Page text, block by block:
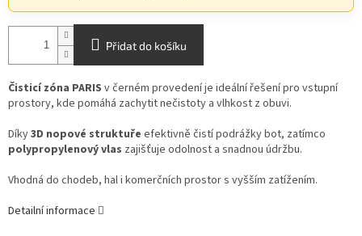
Přidat do košíku
Čisticí zóna PARIS v černém provedení je ideální řešení pro vstupní
prostory, kde pomáhá zachytit nečistoty a vlhkost z obuvi.
Díky3D nopové struktuře efektivně čistí podrážky bot, zatímco
polypropylenový vlas zajišťuje odolnost a snadnou údržbu.
Vhodná do chodeb, hal i komerčních prostor s vyšším zatížením.
Detailní informace